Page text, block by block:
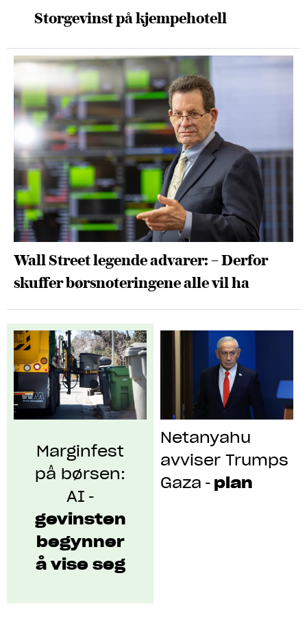
Storgevinst på kjempehotell
Wall Street legende advarer: – Derfor
skuffer børsnoteringene alle vil ha
Marginfest
på børsen:
AI -
gevinsten
begynner
å vise seg
Netanyahu
avviser Trumps
Gaza - plan